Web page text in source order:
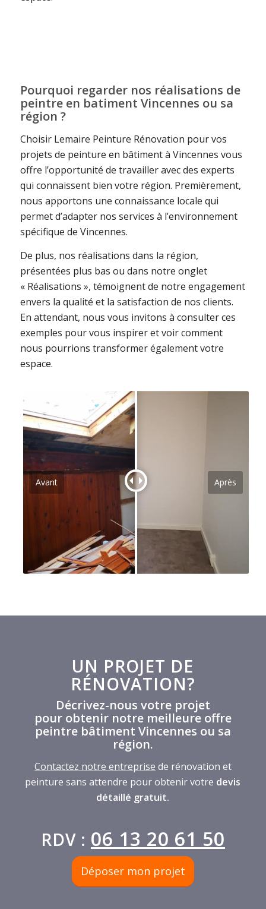
Pourquoi regarder nos réalisations de
peintre en batiment Vincennes ou sa
région ?
Choisir Lemaire Peinture Rénovation pour vos
projets de peinture en bâtiment à Vincennes vous
offre l’opportunité de travailler avec des experts
qui connaissent bien votre région. Premièrement,
nous apportons une connaissance locale qui
permet d’adapter nos services à l’environnement
spécifique de Vincennes.
De plus, nos réalisations dans la région,
présentées plus bas ou dans notre onglet
« Réalisations », témoignent de notre engagement
envers la qualité et la satisfaction de nos clients.
En attendant, nous vous invitons à consulter ces
exemples pour vous inspirer et voir comment
nous pourrions transformer également votre
espace.
Avant Après
UN PROJET DE
RÉNOVATION?
Décrivez-nous votre projet
pour obtenir notre meilleure offre
peintre bâtiment Vincennes ou sa
région.
Contactez notre entreprise de rénovation et
peinture sans attendre pour obtenir votre devis
détaillé gratuit.
RDV : 06 13 20 61 50
Déposer mon projet